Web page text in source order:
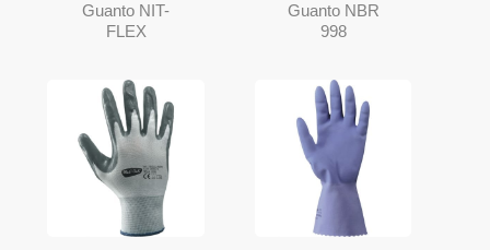
Guanto NIT-
FLEX
Guanto NBR
998